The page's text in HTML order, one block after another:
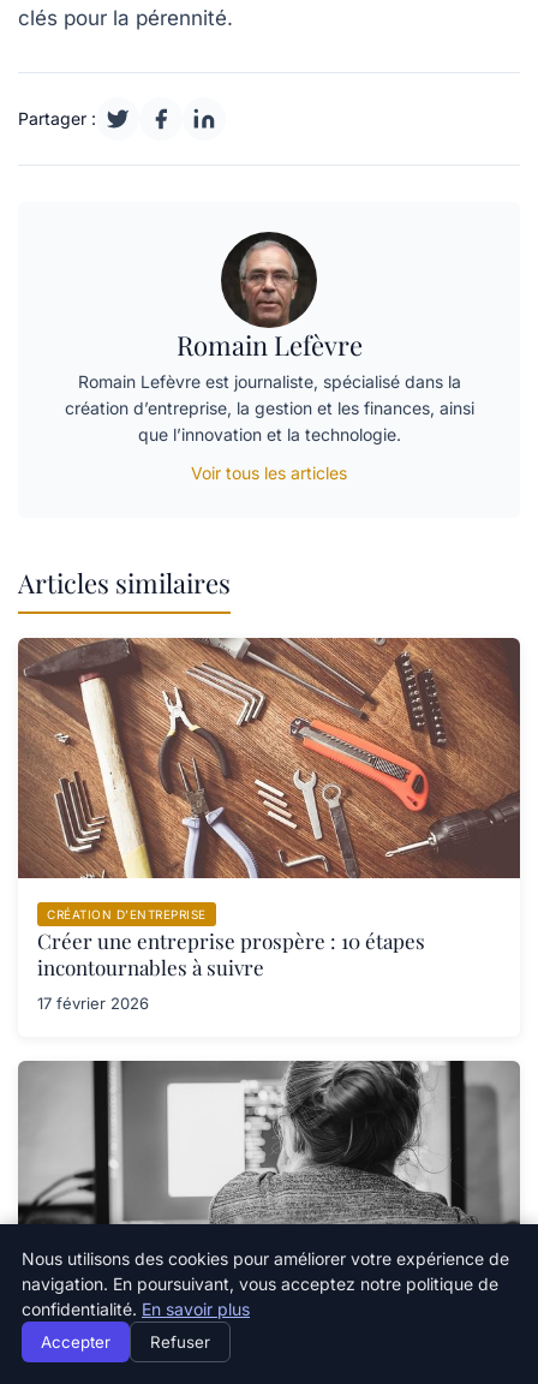
clés pour la pérennité.
Partager :
Romain Lefèvre
Romain Lefèvre est journaliste, spécialisé dans la
création d’entreprise, la gestion et les finances, ainsi
que l’innovation et la technologie.
Voir tous les articles
Articles similaires
CRÉATION D’ENTREPRISE
Créer une entreprise prospère : 10 étapes
incontournables à suivre
17 février 2026
CRÉATION D’ENTREPRISE
Comment surmonter les défis juridiques lors de la
Nous utilisons des cookies pour améliorer votre expérience de
navigation. En poursuivant, vous acceptez notre politique de
confidentialité. En savoir plus
Accepter Refuser